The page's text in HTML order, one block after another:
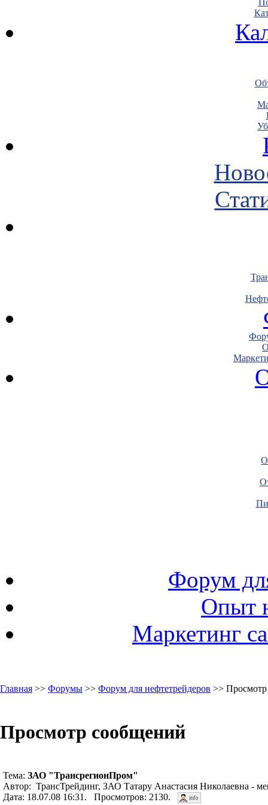
Форум
Опыт
Маркетинг
Главная >> Форумы >> Форум для нефтетрейдеров >>
Просмотр сообщений
Тема: ЗАО "ТрансрегионПром"
Автор: ТрансТрейдинг, ЗАО Татару Анастасия Николаевна -
Дата: 18.07.08 16:31. Просмотров: 2130.